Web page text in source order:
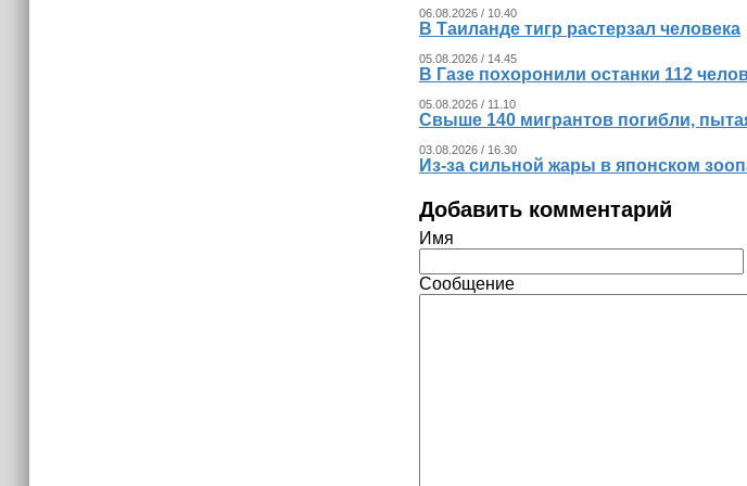
06.08.2026 / 10.40
В Таиланде тигр растерзал человека
05.08.2026 / 14.45
В Газе похоронили останки 112
05.08.2026 / 11.10
Свыше 140 мигрантов погибли,
03.08.2026 / 16.30
Из‑за сильной жары в японском
Добавить комментарий
Имя
Сообщение